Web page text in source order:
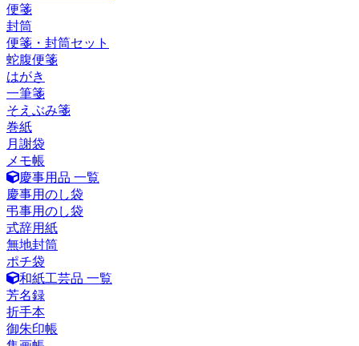
便箋
封筒
便箋・封筒セット
蛇腹便箋
はがき
一筆箋
そえぶみ箋
巻紙
月謝袋
メモ帳
慶事用品 一覧
慶事用のし袋
弔事用のし袋
式辞用紙
無地封筒
ポチ袋
和紙工芸品 一覧
芳名録
折手本
御朱印帳